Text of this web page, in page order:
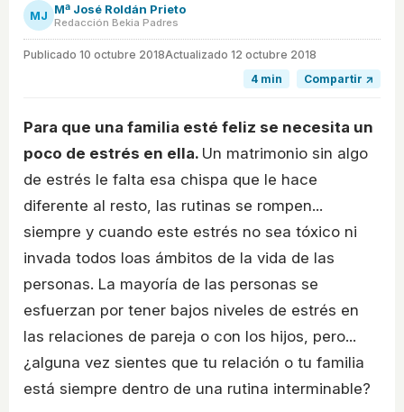
MJ Mª José Roldán Prieto
Redacción Bekia Padres
Publicado 10 octubre 2018Actualizado 12 octubre 2018
4 min
Compartir ↗
Para que una familia esté feliz se necesita un
poco de estrés en ella. Un matrimonio sin algo
de estrés le falta esa chispa que le hace
diferente al resto, las rutinas se rompen...
siempre y cuando este estrés no sea tóxico ni
invada todos loas ámbitos de la vida de las
personas. La mayoría de las personas se
esfuerzan por tener bajos niveles de estrés en
las relaciones de pareja o con los hijos, pero...
¿alguna vez sientes que tu relación o tu familia
está siempre dentro de una rutina interminable?